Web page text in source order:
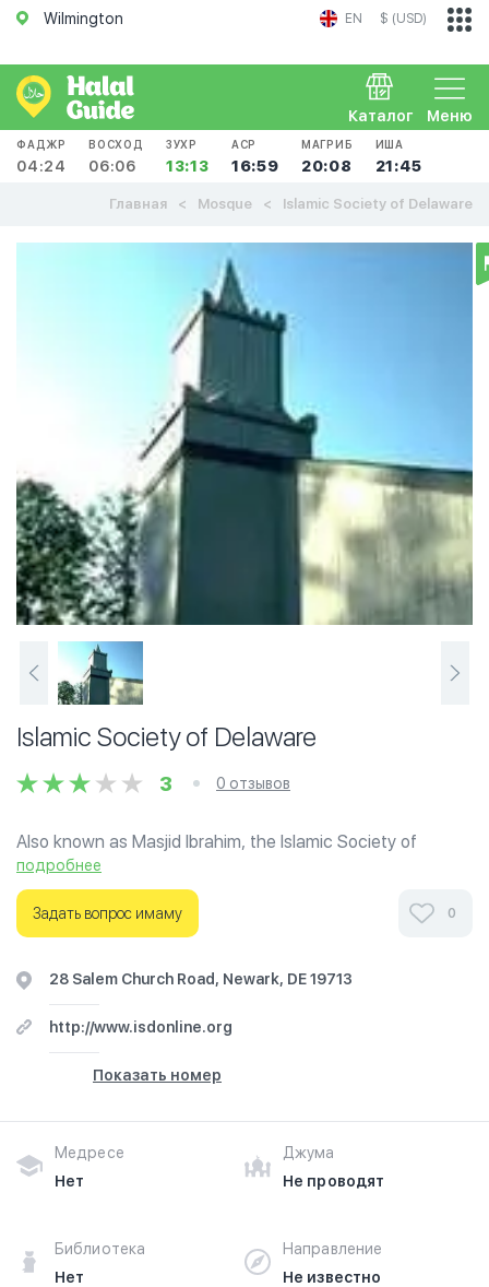
Wilmington EN $ (USD)
Меню
Каталог
ФАДЖР
04:24
ВОСХОД
06:06
ЗУХР
13:13
АСР
16:59
МАГРИБ
20:08
ИША
21:45
Главная Mosque Islamic Society of Delaware
Islamic Society of Delaware
3 0 отзывов
Also known as Masjid Ibrahim, the Islamic Society of
Delaware is the largest mosque in Delaware and very
active in interfaith activities. The mosque hosted Senators
Joseph Biden and Tom Carper shortly after the September
11th attacks.
подробнее
Задать вопрос имаму 0
28 Salem Church Road, Newark, DE 19713
http://www.isdonline.org
Показать номер
Медресе
Нет
Джума
Не проводят
Библиотека
Нет
Направление
Не известно